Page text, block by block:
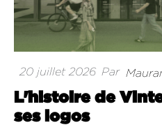
20 juillet 2026 Par
L'histoire de
ses logos